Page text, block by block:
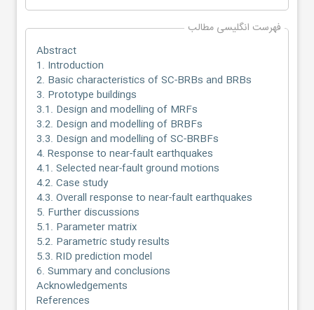
فهرست انگلیسی مطالب
Abstract
1. Introduction
2. Basic characteristics of SC-BRBs and BRBs
3. Prototype buildings
3.1. Design and modelling of MRFs
3.2. Design and modelling of BRBFs
3.3. Design and modelling of SC-BRBFs
4. Response to near-fault earthquakes
4.1. Selected near-fault ground motions
4.2. Case study
4.3. Overall response to near-fault earthquakes
5. Further discussions
5.1. Parameter matrix
5.2. Parametric study results
5.3. RID prediction model
6. Summary and conclusions
Acknowledgements
References